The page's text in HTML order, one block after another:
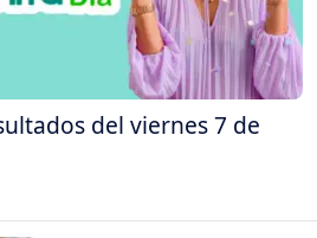
del viernes 7 de